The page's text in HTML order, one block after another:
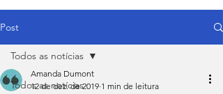
Post
Todos as notícias
Todos as notícias
Amanda Dumont
12 de dez. de 2019 1 min de leitura